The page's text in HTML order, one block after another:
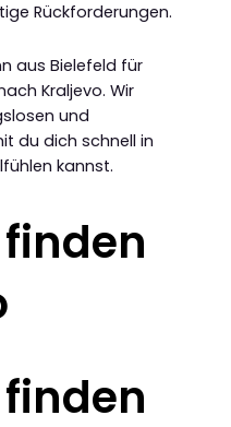
Rückforderungen.
aus Bielefeld für
Kraljevo. Wir
und
du dich schnell in
kannst.